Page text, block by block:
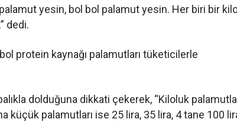
yesin, bol bol palamut yesin. Her biri bir
dedi.
protein kaynağı palamutları tüketicilerle
dolduğuna dikkati çekerek, “Kiloluk
küçük palamutları ise 25 lira, 35 lira, 4 tane 100